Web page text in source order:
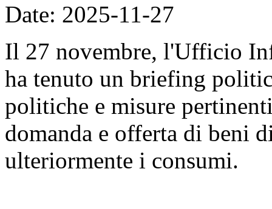
Date: 2025-11-27
Il 27 novembre, l'Ufficio
ha tenuto un briefing
politiche e misure
domanda e offerta di beni
ulteriormente i consumi.